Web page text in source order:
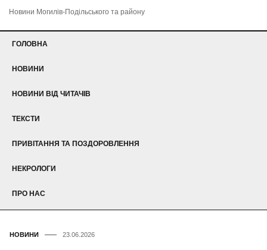
Новини Могилів-Подільського та району
ГОЛОВНА
НОВИНИ
НОВИНИ ВІД ЧИТАЧІВ
ТЕКСТИ
ПРИВІТАННЯ ТА ПОЗДОРОВЛЕННЯ
НЕКРОЛОГИ
ПРО НАС
НОВИНИ 23.06.2026